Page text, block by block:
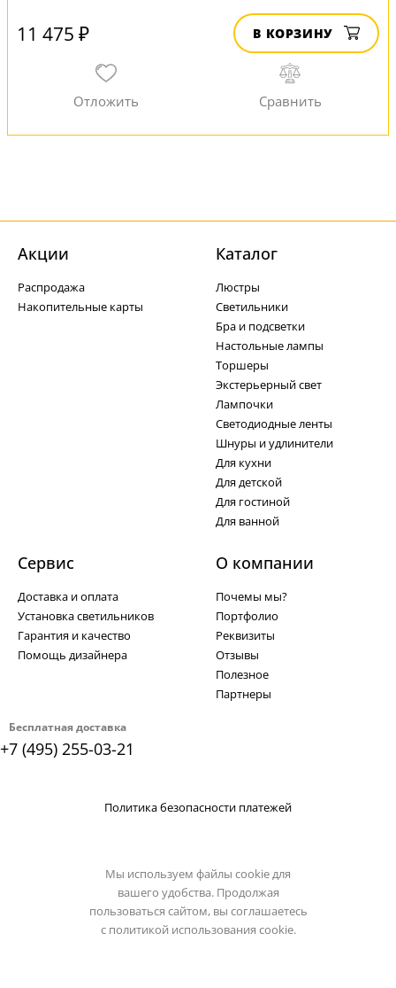
11 475 ₽ В КОРЗИНУ
Бесплатная доставка
+7 (495) 255-03-21
Акции
Распродажа
Накопительные карты
Каталог
Люстры
Светильники
Бра и подсветки
Настольные лампы
Торшеры
Экстерьерный свет
Лампочки
Светодиодные ленты
Шнуры и удлинители
Для кухни
Для детской
Для гостиной
Для ванной
Сервис
Доставка и оплата
Установка светильников
Гарантия и качество
Помощь дизайнера
О компании
Почемы мы?
Портфолио
Реквизиты
Отзывы
Полезное
Партнеры
Политика безопасности платежей
Мы используем файлы cookie для
вашего удобства. Продолжая
пользоваться сайтом, вы соглашаетесь
с политикой использования cookie.